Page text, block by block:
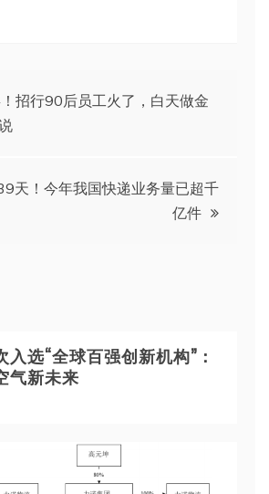
招行90后员工火了，白天做金
天！​今年我国快递业务量已超千
亿件
入选“全球百强创新机构”：
气新未来